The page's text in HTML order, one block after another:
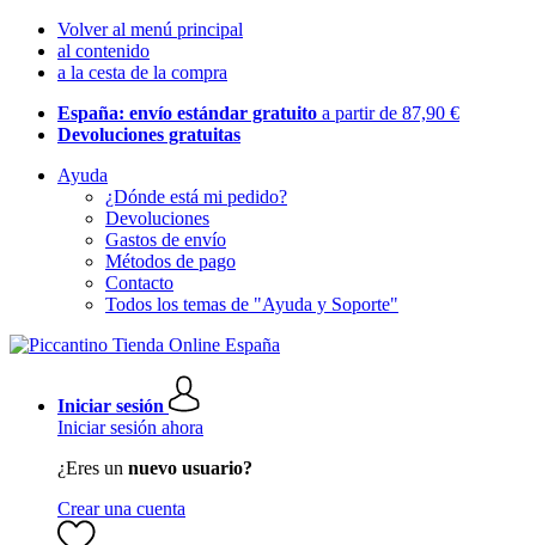
Volver al menú principal
al contenido
a la cesta de la compra
España: envío estándar gratuito a partir de 87,90 €
Devoluciones gratuitas
Ayuda
¿Dónde está mi pedido?
Devoluciones
Gastos de envío
Métodos de pago
Contacto
Todos los temas de "Ayuda y Soporte"
Iniciar sesión
Iniciar sesión ahora
¿Eres un nuevo usuario?
Crear una cuenta